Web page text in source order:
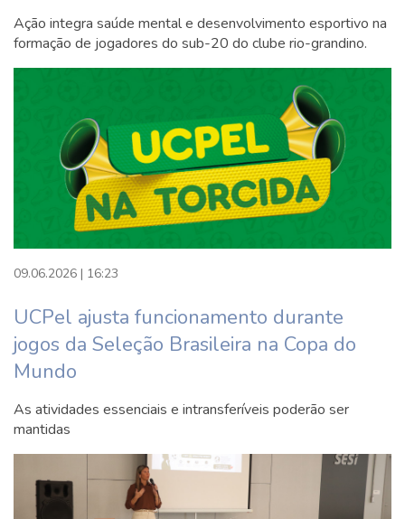
Atividades complementares
9° semestre
OPTATIVA III - Ênfase A: Psicoterapia de Grupo /
Ênfase B:Saúde Mental do Trabalhador
OPTATIVA GERAL/LIVRE II
ESTÁGIO ESPECÍFICO I
TRABALHO DE CONCLUSÃO EM PSICOLOGIA I
Atividades Complementares
ESTÁGIO ESPECÍFICO II
TRABALHO DE CONCLUSÃO EM PSICOLOGIA II
Atividades complementares
Ação integra saúde mental e desenvolvimento esportivo na
formação de jogadores do sub-20 do clube rio-grandino.
09.06.2026 | 16:23
UCPel ajusta funcionamento durante
jogos da Seleção Brasileira na Copa do
Mundo
As atividades essenciais e intransferíveis poderão ser
mantidas